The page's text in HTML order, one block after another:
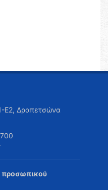
Ε2, Δραπετσώνα
προσωπικού